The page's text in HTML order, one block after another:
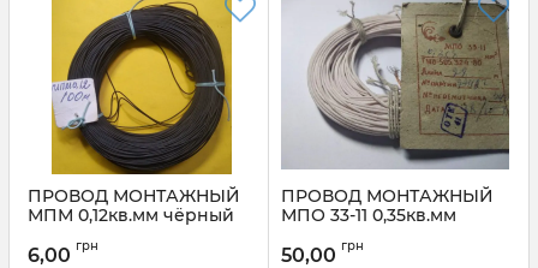
ПРОВОД МОНТАЖНЫЙ
МПМ 0,12кв.мм чёрный
Артикул:
6,00 грн
ПРОВОД МОНТАЖНЫЙ
МПО 33-11 0,35кв.мм
Артикул: МПО 33-11 0,35кв.мм
50,00 грн